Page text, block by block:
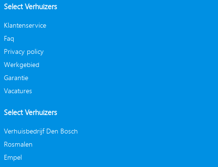
Select Verhuizers
Klantenservice
Faq
Privacy policy
Werkgebied
Garantie
Vacatures
Select Verhuizers
Verhuisbedrijf Den Bosch
Rosmalen
Empel